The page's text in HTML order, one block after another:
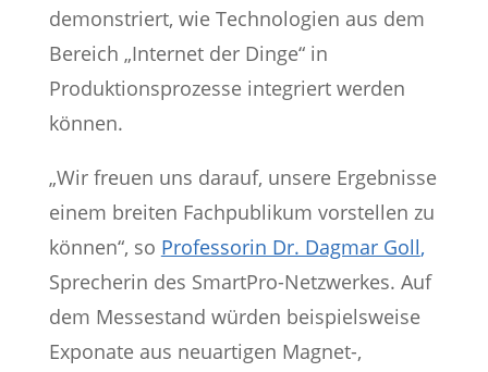
demonstriert, wie Technologien aus dem
Bereich „Internet der Dinge“ in
Produktionsprozesse integriert werden
können.
„Wir freuen uns darauf, unsere Ergebnisse
einem breiten Fachpublikum vorstellen zu
können“, so Professorin Dr. Dagmar Goll,
Sprecherin des SmartPro-Netzwerkes. Auf
dem Messestand würden beispielsweise
Exponate aus neuartigen Magnet-,